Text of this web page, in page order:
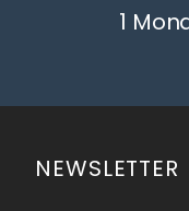
1
NEWSLETTER